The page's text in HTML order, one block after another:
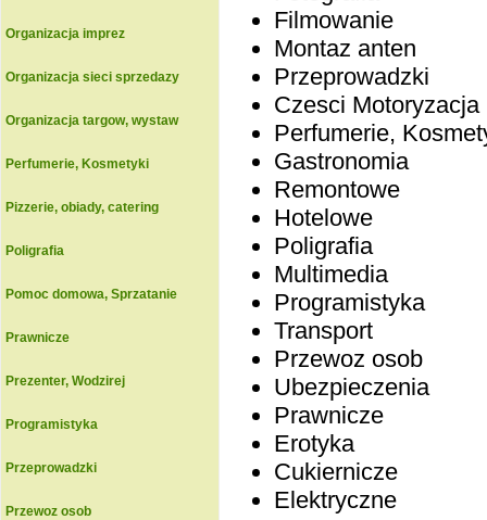
Organizacja imprez
Organizacja sieci sprzedazy
Organizacja targow, wystaw
Perfumerie, Kosmetyki
Pizzerie, obiady, catering
Poligrafia
Pomoc domowa, Sprzatanie
Prawnicze
Prezenter, Wodzirej
Programistyka
Przeprowadzki
Przewoz osob
Filmowanie
Montaz anten
Przeprowadzki
Czesci Motoryzacja
Perfumerie,
Gastronomia
Remontowe
Hotelowe
Poligrafia
Multimedia
Programistyka
Transport
Przewoz osob
Ubezpieczenia
Prawnicze
Erotyka
Cukiernicze
Elektryczne